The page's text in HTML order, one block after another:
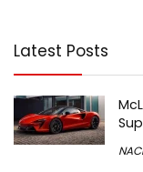
Latest Posts